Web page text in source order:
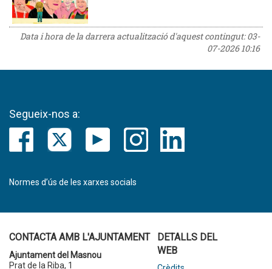
Data i hora de la darrera actualització d'aquest contingut:03-
07-2026 10:16
Segueix-nos a:
Normes d’ús de les xarxes socials
CONTACTA AMB L'AJUNTAMENT
Ajuntament del Masnou
Prat de la Riba, 1
DETALLS DEL
WEB